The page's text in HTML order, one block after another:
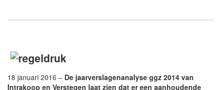
18 januari 2016 – De jaarverslagenanalyse ggz 2014 van
Intrakoop en Verstegen laat zien dat er een aanhoudende